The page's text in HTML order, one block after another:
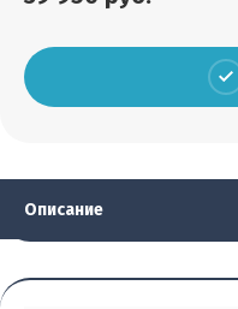
Описание